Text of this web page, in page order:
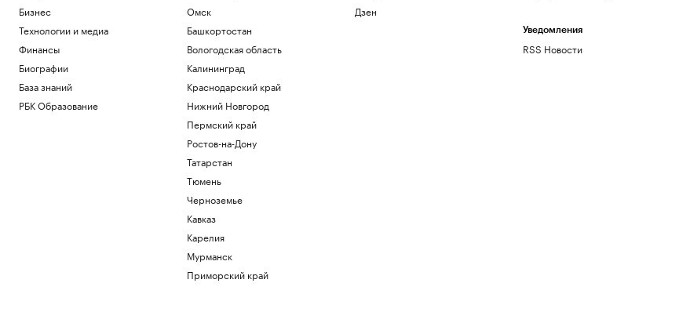
Бизнес
Технологии и медиа
Финансы
Биографии
База знаний
РБК Образование
Омск
Башкортостан
Вологодская область
Калининград
Краснодарский край
Нижний Новгород
Пермский край
Ростов-на-Дону
Татарстан
Тюмень
Черноземье
Кавказ
Карелия
Мурманск
Приморский край
Дзен
Уведомления
RSS Новости